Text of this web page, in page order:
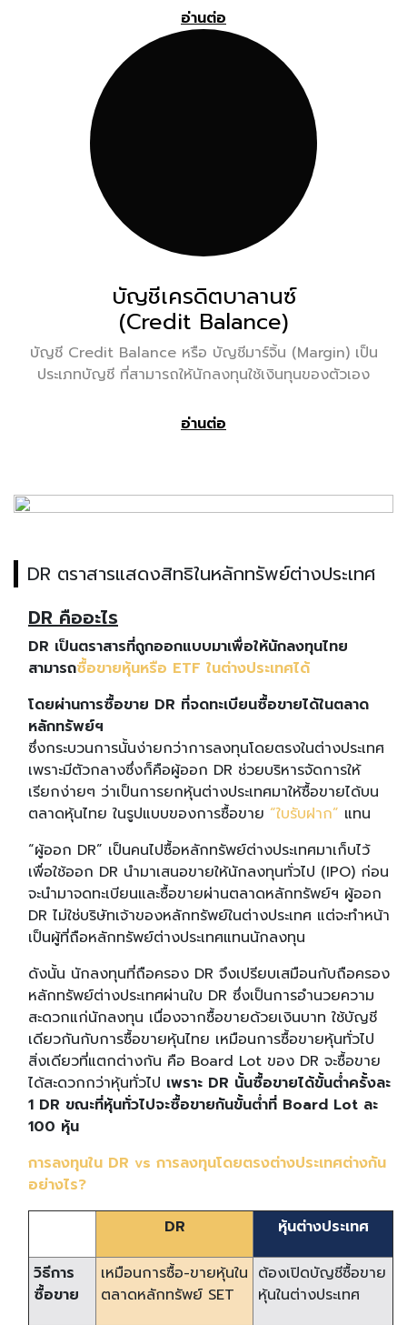
อ่านต่อ
บัญชีเครดิตบาลานซ์
(Credit Balance)
บัญชี Credit Balance หรือ บัญชีมาร์จิ้น (Margin) เป็น
ประเภทบัญชี ที่สามารถให้นักลงทุนใช้เงินทุนของตัวเอง
อ่านต่อ
DR ตราสารแสดงสิทธิในหลักทรัพย์ต่างประเทศ
DR คืออะไร
DR เป็นตราสารที่ถูกออกแบบมาเพื่อให้นักลงทุนไทย
สามารถซื้อขายหุ้นหรือ ETF ในต่างประเทศได้
โดยผ่านการซื้อขาย DR ที่จดทะเบียนซื้อขายได้ในตลาด
หลักทรัพย์ฯ
ซึ่งกระบวนการนั้นง่ายกว่าการลงทุนโดยตรงในต่างประเทศ
เพราะมีตัวกลางซึ่งก็คือผู้ออก DR ช่วยบริหารจัดการให้
เรียกง่ายๆ ว่าเป็นการยกหุ้นต่างประเทศมาให้ซื้อขายได้บน
ตลาดหุ้นไทย ในรูปแบบของการซื้อขาย “ใบรับฝาก” แทน
“ผู้ออก DR” เป็นคนไปซื้อหลักทรัพย์ต่างประเทศมาเก็บไว้
เพื่อใช้ออก DR นำมาเสนอขายให้นักลงทุนทั่วไป (IPO) ก่อน
จะนำมาจดทะเบียนและซื้อขายผ่านตลาดหลักทรัพย์ฯ ผู้ออก
DR ไม่ใช่บริษัทเจ้าของหลักทรัพย์ในต่างประเทศ แต่จะทำหน้า
เป็นผู้ที่ถือหลักทรัพย์ต่างประเทศแทนนักลงทุน
ดังนั้น นักลงทุนที่ถือครอง DR จึงเปรียบเสมือนกับถือครอง
หลักทรัพย์ต่างประเทศผ่านใบ DR ซึ่งเป็นการอำนวยความ
สะดวกแก่นักลงทุน เนื่องจากซื้อขายด้วยเงินบาท ใช้บัญชี
เดียวกันกับการซื้อขายหุ้นไทย เหมือนการซื้อขายหุ้นทั่วไป
สิ่งเดียวที่แตกต่างกัน คือ Board Lot ของ DR จะซื้อขาย
ได้สะดวกกว่าหุ้นทั่วไป เพราะ DR นั้นซื้อขายได้ขั้นต่ำครั้งละ
1 DR ขณะที่หุ้นทั่วไปจะซื้อขายกันขั้นต่ำที่ Board Lot ละ
100 หุ้น
การลงทุนใน DR vs การลงทุนโดยตรงต่างประเทศต่างกัน
อย่างไร?
DR
หุ้นต่างประเทศ
วิธีการ
ซื้อขาย
เหมือนการซื้อ-ขายหุ้นใน
ตลาดหลักทรัพย์ SET
ต้องเปิดบัญชีซื้อขาย
หุ้นในต่างประเทศ